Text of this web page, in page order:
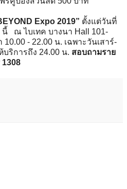
Expo 2019” ตั้งแต่วันที่
ณ ไบเทค บางนา Hall 101-
- 22.00 น. เฉพาะวันเสาร์-
ริการถึง 24.00 น. สอบถามราย
1308